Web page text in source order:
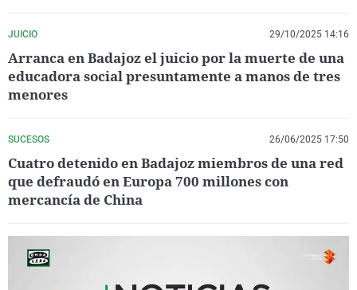
JUICIO 29/10/2025 14:16
Arranca en Badajoz el juicio por la muerte de una
educadora social presuntamente a manos de tres
menores
SUCESOS 26/06/2025 17:50
Cuatro detenido en Badajoz miembros de una red
que defraudó en Europa 700 millones con
mercancía de China